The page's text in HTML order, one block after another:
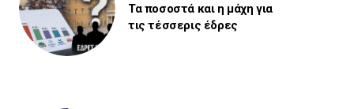
Τα ποσοστά και η μάχη για
τις τέσσερις έδρες